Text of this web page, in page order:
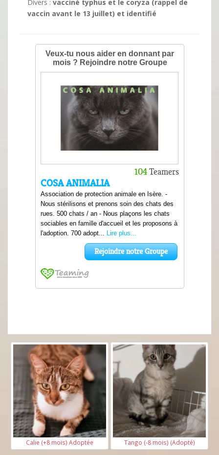
Divers : vacciné typhus et le coryza (rappel de
vaccin avant le 13 juillet) et identifié
Calie (+8 mois) Adoptée Tango (-8 mois) (Adopté)